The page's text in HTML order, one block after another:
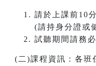
請於上課前10
(請持身分證或
試聽期間請務
(二)課程資訊：各班